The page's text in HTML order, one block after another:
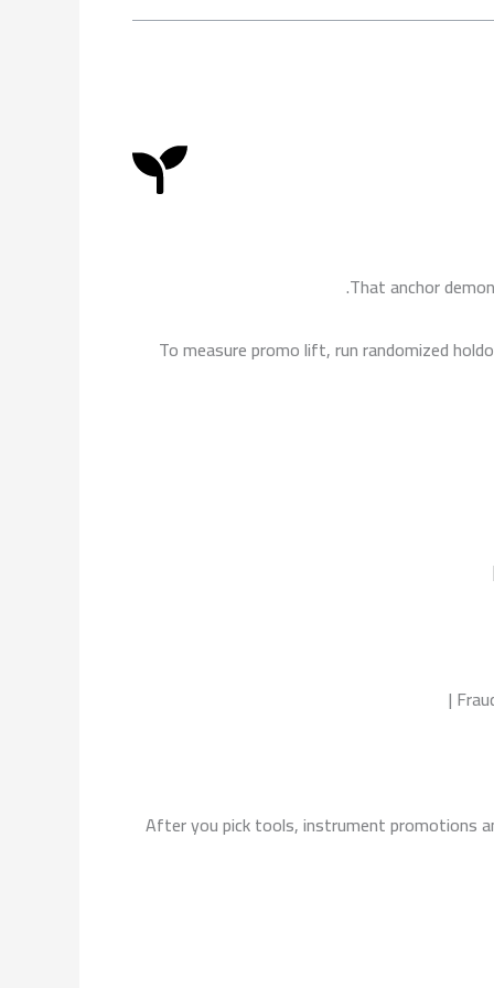
e r o
That anchor
To measure promo lift, run randomized
After you pick tools, instrument promotions